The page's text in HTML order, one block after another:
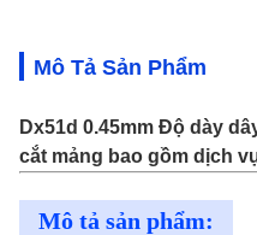
Mô Tả Sản Phẩm
Dx51d 0.45mm Độ dày
cắt mảng bao gồm dịch
Mô tả sản phẩm: